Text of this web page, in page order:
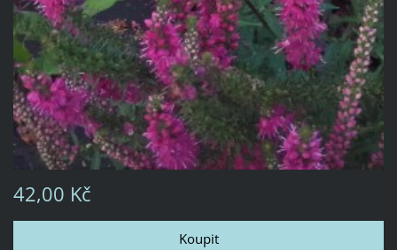
42,00 Kč